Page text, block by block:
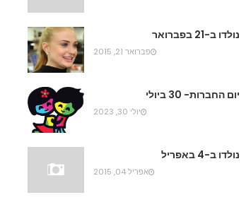
נולדו ב-21 בפברואר
פברואר 21, 2015
יום החברות- 30 ביולי
יולי 30, 2023
נולדו ב-4 באפריל
אפריל 04, 2015